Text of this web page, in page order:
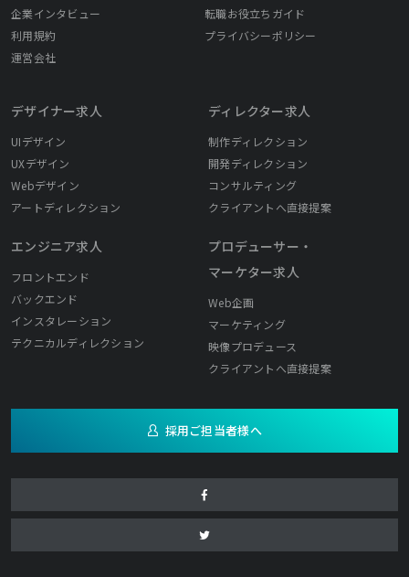
企業インタビュー
転職お役立ちガイド
利用規約
プライバシーポリシー
運営会社
デザイナー求人
UIデザイン
UXデザイン
Webデザイン
アートディレクション
エンジニア求人
フロントエンド
バックエンド
インスタレーション
テクニカルディレクション
ディレクター求人
制作ディレクション
開発ディレクション
コンサルティング
クライアントへ直接提案
プロデューサー・
マーケター求人
Web企画
マーケティング
映像プロデュース
クライアントへ直接提案
採用ご担当者様へ